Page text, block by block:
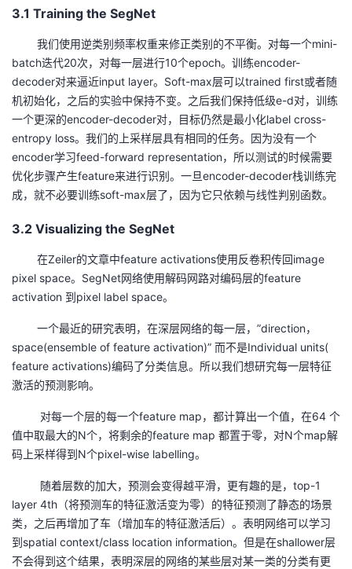
3.1 Training the SegNet
我们使用逆类别频率权重来修正类别的不平衡。对每一个mini-
batch迭代20次，对每一层进行10个epoch。训练encoder-
decoder对来逼近input layer。Soft-max层可以trained first或者随
机初始化，之后的实验中保持不变。之后我们保持低级e-d对，训练
一个更深的encoder-decoder对，目标仍然是最小化label cross-
entropy loss。我们的上采样层具有相同的任务。因为没有一个
encoder学习feed-forward representation，所以测试的时候需要
优化步骤产生feature来进行识别。一旦encoder-decoder栈训练完
成，就不必要训练soft-max层了，因为它只依赖与线性判别函数。
3.2 Visualizing the SegNet
在Zeiler的文章中feature activations使用反卷积传回image
pixel space。SegNet网络使用解码网路对编码层的feature
activation 到pixel label space。
一个最近的研究表明，在深层网络的每一层，”direction，
space(ensemble of feature activation)” 而不是Individual units(
feature activations)编码了分类信息。所以我们想研究每一层特征
激活的预测影响。
对每一个层的每一个feature map，都计算出一个值，在64 个
值中取最大的N个，将剩余的feature map 都置于零，对N个map解
码上采样得到N个pixel-wise labelling。
随着层数的加大，预测会变得越平滑，更有趣的是，top-1
layer 4th（将预测车的特征激活变为零）的特征预测了静态的场景
类，之后再增加了车（增加车的特征激活后）。表明网络可以学习
到spatial context/class location information。但是在shallower层
不会得到这个结果，表明深层的网络的某些层对某一类的分类有更